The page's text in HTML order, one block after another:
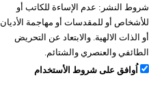
شروط النشر: عدم الإساءة للكاتب أو
للأشخاص أو للمقدسات أو مهاجمة الأديان
أو الذات الالهية. والابتعاد عن التحريض
الطائفي والعنصري والشتائم.
اُوافق على شروط الأستخدام